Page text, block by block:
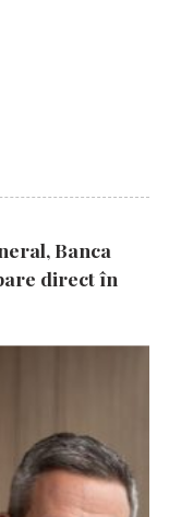
Banca
direct în